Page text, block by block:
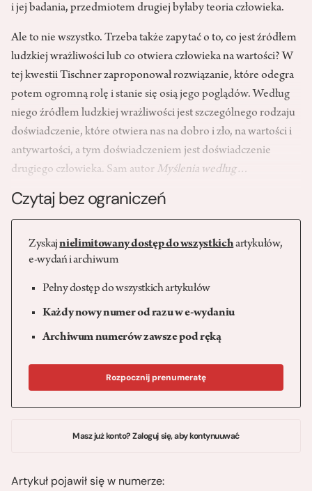
i jej badania, przedmiotem drugiej byłaby teoria człowieka.
Ale to nie wszystko. Trzeba także zapytać o to, co jest źródłem
ludzkiej wrażliwości lub co otwiera człowieka na wartości? W
tej kwestii Tischner zaproponował rozwiązanie, które odegra
potem ogromną rolę i stanie się osią jego poglądów. Według
niego źródłem ludzkiej wrażliwości jest szczególnego rodzaju
doświadczenie, które otwiera nas na dobro i zło, na wartości i
antywartości, a tym doświadczeniem jest doświadczenie
drugiego człowieka. Sam autor Myślenia według…
Czytaj bez ograniczeń
Zyskajnielimitowany dostęp do wszystkichartykułów,
e-wydań i archiwum
Pełny dostęp do wszystkich artykułów
Każdy nowy numer od razu w e-wydaniu
Archiwum numerów zawsze pod ręką
Rozpocznij prenumeratę
Masz już konto? Zaloguj się, aby kontynuuwać
Artykuł pojawił się w numerze: